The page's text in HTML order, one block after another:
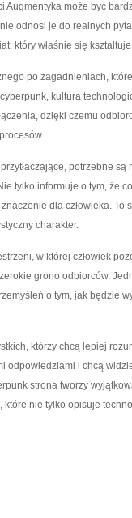
może być
odnosi je do realnych
który właśnie się
po zagadnieniach,
kultura
dzięki czemu
potrzebne
tylko informuje o tym, że
dla człowieka.
charakter.
w której człowiek
grono odbiorców.
o tym, jak będzie
którzy chcą lepiej
odpowiedziami i chcą
strona tworzy
nie tylko opisuje